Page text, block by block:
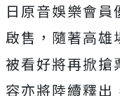
日原音娛樂會
啟售，隨著高雄
被看好將再掀搶
容亦將陸續釋出